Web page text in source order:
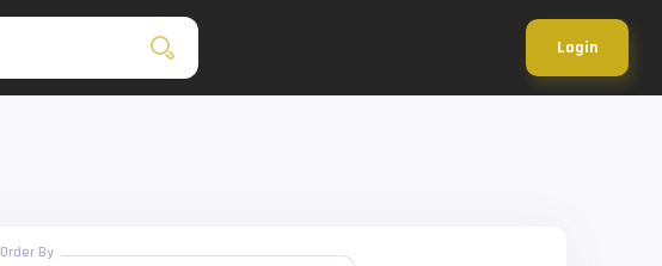
Login
Order By